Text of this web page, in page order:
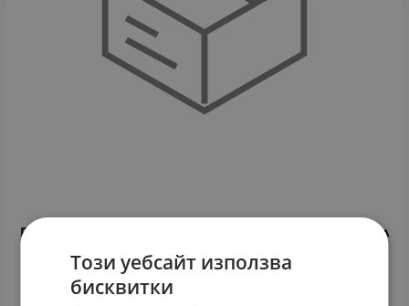
ПАНДЕА БЮТИ ХИДРАТИРАЩ СЕРУМ ЗА ЛИЦЕ 30 мл
30.58 €
Този уебсайт използва
бисквитки